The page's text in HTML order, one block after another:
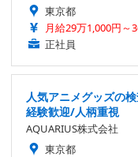
東京都
月給29万1,000円～
正社員
人気アニメグッズの
経験歓迎/人柄重視
AQUARIUS株式会社
東京都